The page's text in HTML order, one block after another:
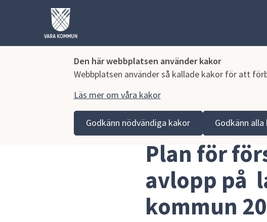
Den här webbplatsen använder kakor
Webbplatsen använder så kallade kakor för att
Läs mer om våra kakor
Godkänn nödvändiga kakor Godkänn
Vara kommun Vår organisation och
Plan för försörjning av vatten och avlopp på landsbygden i Vara
Plan för
avlopp på
kommun